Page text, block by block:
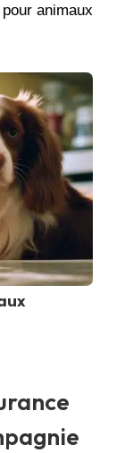
animaux